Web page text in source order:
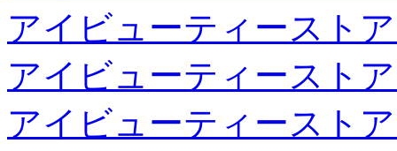
アイビューティースト
アイビューティースト
アイビューティースト